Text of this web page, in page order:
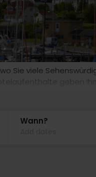
Sie viele
geben
Wann?